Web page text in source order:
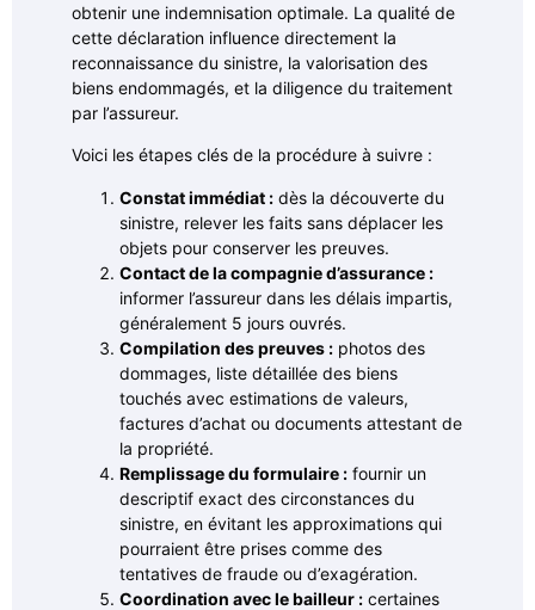
obtenir une indemnisation optimale. La qualité de
cette déclaration influence directement la
reconnaissance du sinistre, la valorisation des
biens endommagés, et la diligence du traitement
par l’assureur.
Voici les étapes clés de la procédure à suivre :
Constat immédiat : dès la découverte du
sinistre, relever les faits sans déplacer les
objets pour conserver les preuves.
Contact de la compagnie d’assurance :
informer l’assureur dans les délais impartis,
généralement 5 jours ouvrés.
Compilation des preuves : photos des
dommages, liste détaillée des biens
touchés avec estimations de valeurs,
factures d’achat ou documents attestant de
la propriété.
Remplissage du formulaire : fournir un
descriptif exact des circonstances du
sinistre, en évitant les approximations qui
pourraient être prises comme des
tentatives de fraude ou d’exagération.
Coordination avec le bailleur : certaines